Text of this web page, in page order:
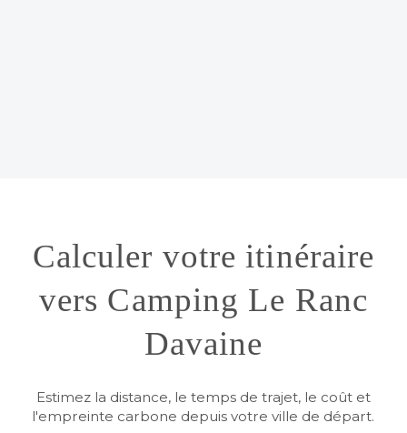
Calculer votre itinéraire
vers Camping Le Ranc
Davaine
Estimez la distance, le temps de trajet, le coût et
l'empreinte carbone depuis votre ville de départ.